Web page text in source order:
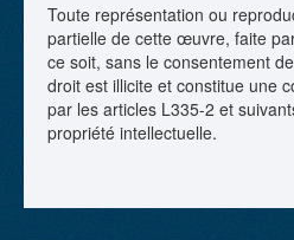
Toute représentation ou
partielle de cette œuvre, faite
ce soit, sans le consentement
droit est illicite et constitue une
par les articles L335-2 et
propriété intellectuelle.